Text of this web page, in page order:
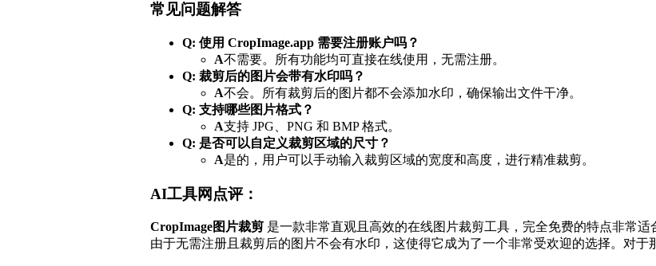
常见问题解答
Q: 使用 CropImage.app 需要注册账户吗？
A不需要。所有功能均可直接在线使用，无需注册。
Q: 裁剪后的图片会带有水印吗？
A不会。所有裁剪后的图片都不会添加水印，确保输出文件干净。
Q: 支持哪些图片格式？
A支持 JPG、PNG 和 BMP 格式。
Q: 是否可以自定义裁剪区域的尺寸？
A是的，用户可以手动输入裁剪区域的宽度和高度，进行精准裁剪。
AI工具网点评：
CropImage图片裁剪 是一款非常直观且高效的在线图片裁剪工具，完全免费的特点非常
由于无需注册且裁剪后的图片不会有水印，这使得它成为了一个非常受欢迎的选择。对